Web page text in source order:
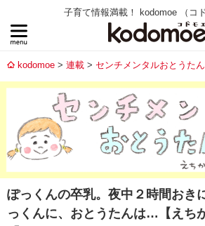
子育て情報満載！ kodomoe （コ
kodomoe 連載 センチメンタルおとうたん
ぽっくんの卒乳。夜中２時間おき
っくんに、おとうたんは…【えち